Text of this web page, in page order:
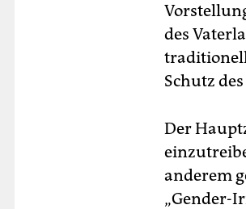
des
Schutz
Der
anderem
„Gender-